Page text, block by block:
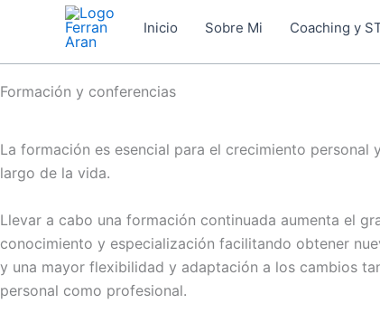
Inicio Sobre Mi Coaching y
Formación y conferencias
La formación es esencial para el crecimiento personal
largo de la vida.
Llevar a cabo una formación continuada aumenta el
conocimiento y especialización facilitando obtener
y una mayor flexibilidad y adaptación a los cambios
personal como profesional.